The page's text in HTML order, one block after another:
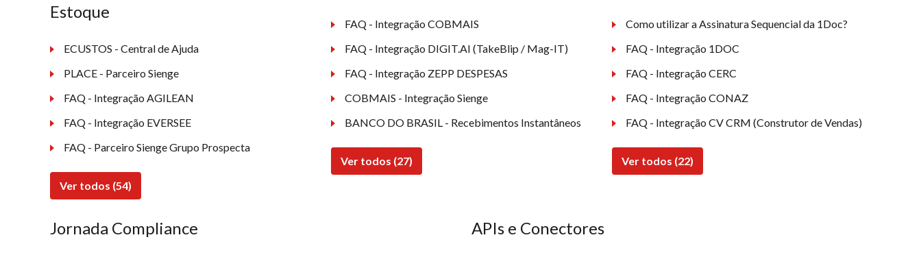
Estoque
ECUSTOS - Central de Ajuda
PLACE - Parceiro Sienge
FAQ - Integração AGILEAN
FAQ - Integração EVERSEE
FAQ - Parceiro Sienge Grupo Prospecta
Ver todos (54)
FAQ - Integração COBMAIS
FAQ - Integração DIGIT.AI (TakeBlip / Mag-IT)
FAQ - Integração ZEPP DESPESAS
COBMAIS - Integração Sienge
BANCO DO BRASIL - Recebimentos Instantâneos
Ver todos (27)
Como utilizar a Assinatura Sequencial da 1Doc?
FAQ - Integração 1DOC
FAQ - Integração CERC
FAQ - Integração CONAZ
FAQ - Integração CV CRM (Construtor de Vendas)
Ver todos (22)
Jornada Compliance APIs e Conectores